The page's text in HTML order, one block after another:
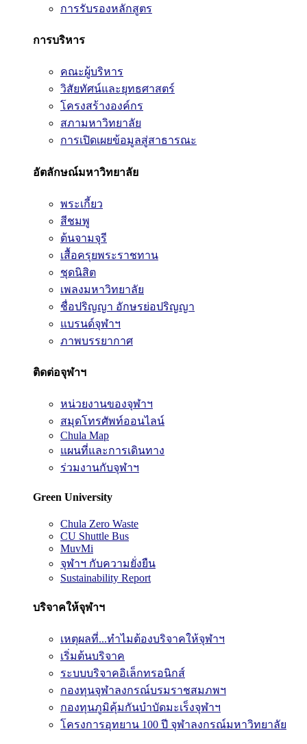
การรับรองหลักสูตร
การบริหาร
คณะผู้บริหาร
วิสัยทัศน์และยุทธศาสตร์
โครงสร้างองค์กร
สภามหาวิทยาลัย
การเปิดเผยข้อมูลสู่สาธารณะ
อัตลักษณ์มหาวิทยาลัย
พระเกี้ยว
สีชมพู
ต้นจามจุรี
เสื้อครุยพระราชทาน
ชุดนิสิต
เพลงมหาวิทยาลัย
ชื่อปริญญา อักษรย่อปริญญา
แบรนด์จุฬาฯ
ภาพบรรยากาศ
ติดต่อจุฬาฯ
หน่วยงานของจุฬาฯ
สมุดโทรศัพท์ออนไลน์
Chula Map
แผนที่และการเดินทาง
ร่วมงานกับจุฬาฯ
Green University
Chula Zero Waste
CU Shuttle Bus
MuvMi
จุฬาฯ กับความยั่งยืน
Sustainability Report
บริจาคให้จุฬาฯ
เหตุผลที่...ทำไมต้องบริจาคให้จุฬาฯ
เริ่มต้นบริจาค
ระบบบริจาคอิเล็กทรอนิกส์
กองทุนจุฬาลงกรณ์บรมราชสมภพฯ
กองทุนภูมิคุ้มกันบำบัดมะเร็งจุฬาฯ
โครงการอุทยาน 100 ปี จุฬาลงกรณ์มหาวิทยาลัย